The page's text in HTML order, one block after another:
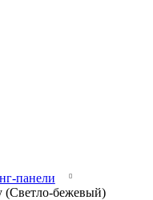
панели
(Светло-бежевый)